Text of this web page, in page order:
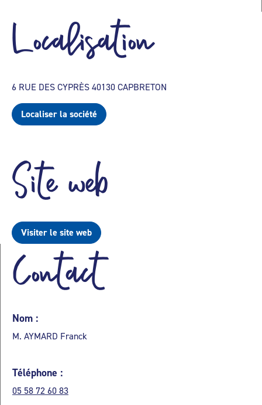
Localisation
6 RUE DES CYPRÈS 40130 CAPBRETON
Localiser la société
Site web
Visiter le site web
Contact
Nom :
M. AYMARD Franck
Téléphone :
05 58 72 60 83